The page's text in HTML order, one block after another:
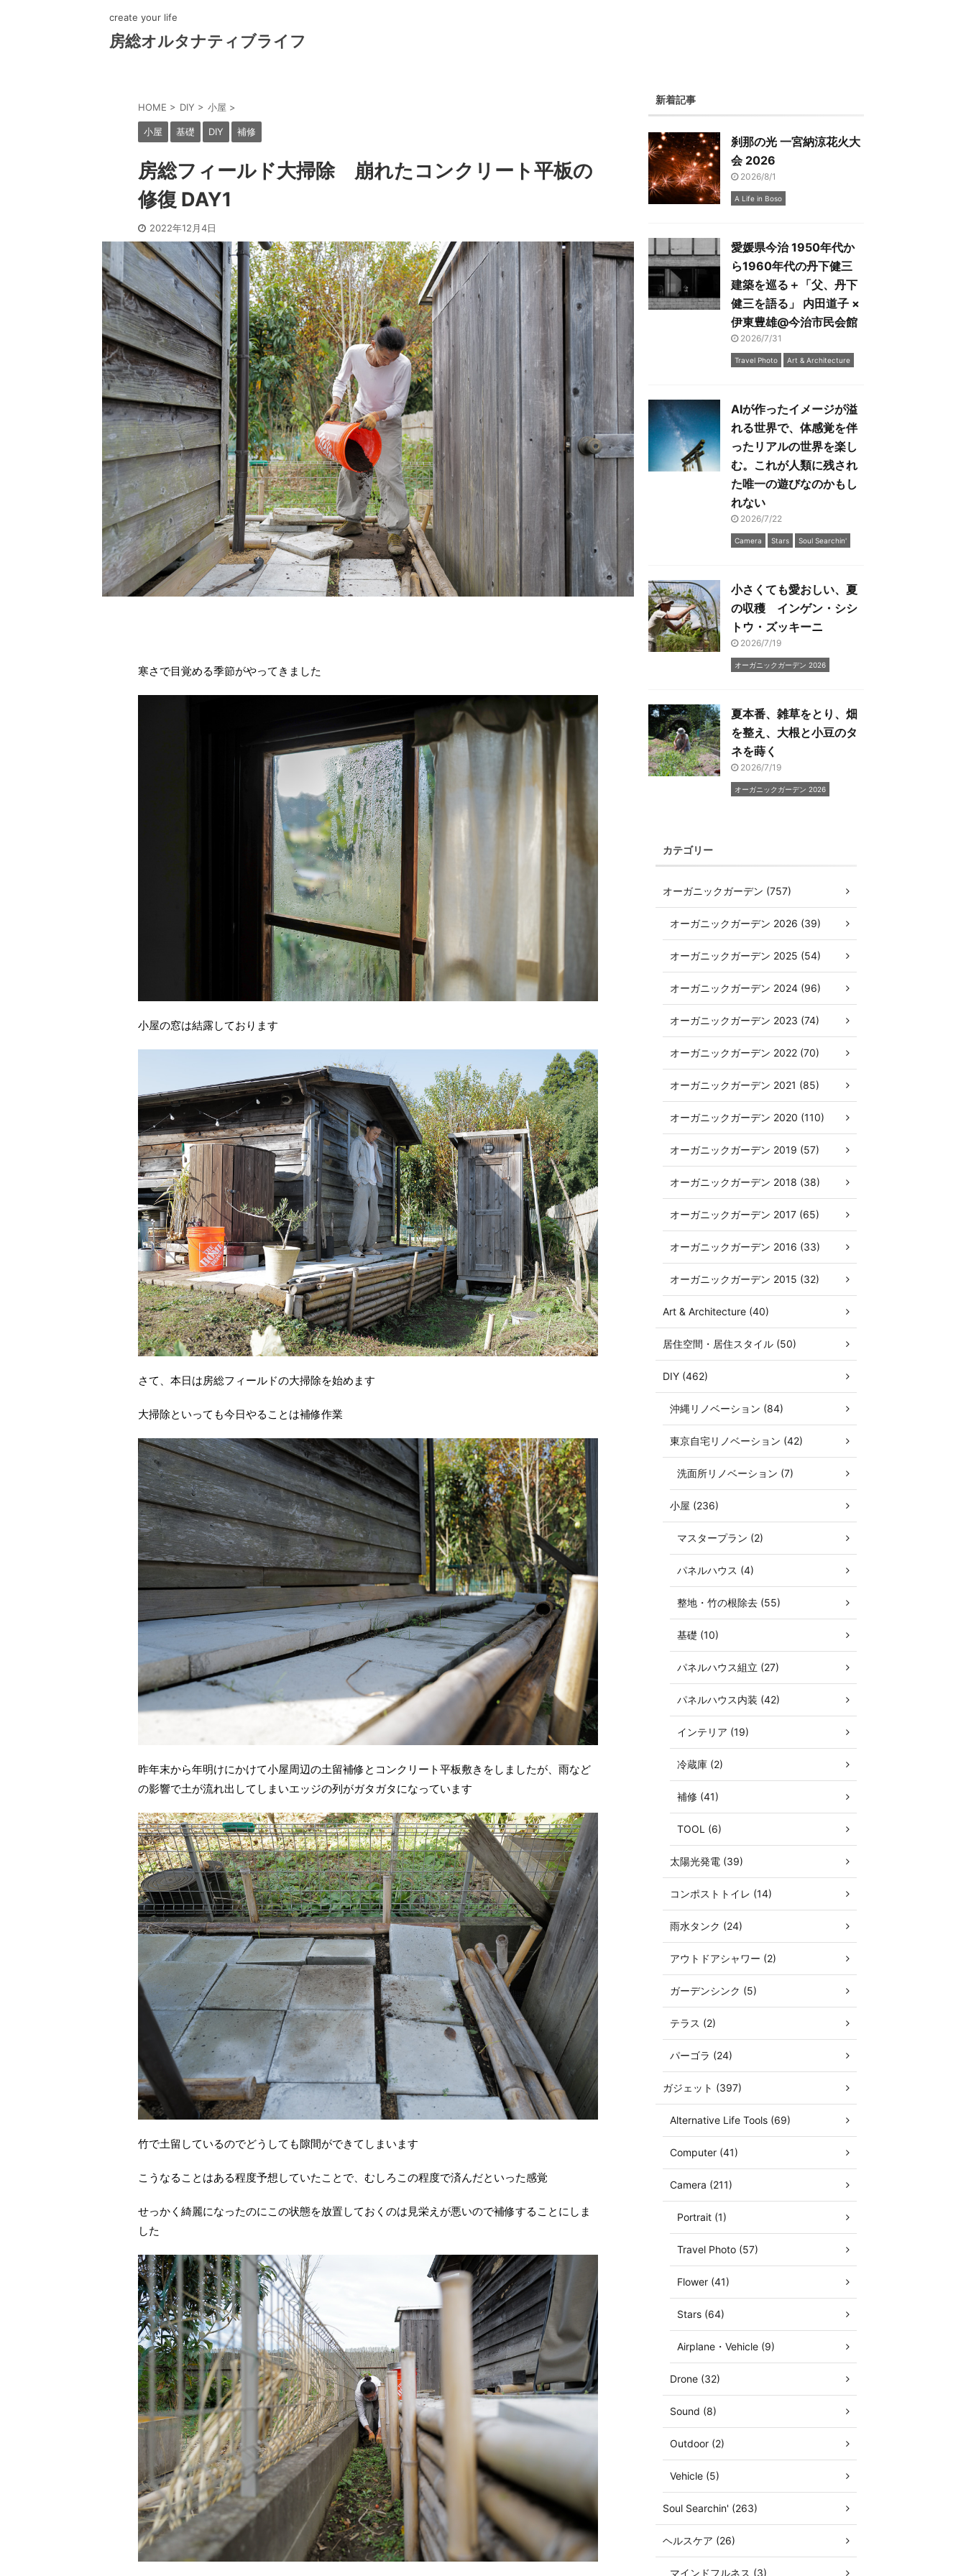
create your life
房総オルタナティブライフ
HOME > DIY > 小屋 >
小屋 基礎 DIY 補修
房総フィールド大掃除 崩れたコンクリート平板の
修復 DAY1
2022年12月4日
寒さで目覚める季節がやってきました
小屋の窓は結露しております
さて、本日は房総フィールドの大掃除を始めます
大掃除といっても今日やることは補修作業
昨年末から年明けにかけて小屋周辺の土留補修とコンクリート平板敷きをしましたが、雨など
の影響で土が流れ出してしまいエッジの列がガタガタになっています
竹で土留しているのでどうしても隙間ができてしまいます
こうなることはある程度予想していたことで、むしろこの程度で済んだといった感覚
せっかく綺麗になったのにこの状態を放置しておくのは見栄えが悪いので補修することにしま
した
新着記事
刹那の光 一宮納涼花火大
会 2026
2026/8/1
A Life in Boso
愛媛県今治 1950年代か
ら1960年代の丹下健三
建築を巡る＋「父、丹下
健三を語る」 内田道子 ×
伊東豊雄@今治市民会館
2026/7/31
Travel Photo Art & Architecture
AIが作ったイメージが溢
れる世界で、体感覚を伴
ったリアルの世界を楽し
む。これが人類に残され
た唯一の遊びなのかもし
れない
2026/7/22
Camera Stars Soul Searchin'
小さくても愛おしい、夏
の収穫 インゲン・シシ
トウ・ズッキーニ
2026/7/19
オーガニックガーデン 2026
夏本番、雑草をとり、畑
を整え、大根と小豆のタ
ネを蒔く
2026/7/19
オーガニックガーデン 2026
カテゴリー
オーガニックガーデン (757)
オーガニックガーデン 2026 (39)
オーガニックガーデン 2025 (54)
オーガニックガーデン 2024 (96)
オーガニックガーデン 2023 (74)
オーガニックガーデン 2022 (70)
オーガニックガーデン 2021 (85)
オーガニックガーデン 2020 (110)
オーガニックガーデン 2019 (57)
オーガニックガーデン 2018 (38)
オーガニックガーデン 2017 (65)
オーガニックガーデン 2016 (33)
オーガニックガーデン 2015 (32)
Art & Architecture (40)
居住空間・居住スタイル (50)
DIY (462)
沖縄リノベーション (84)
東京自宅リノベーション (42)
洗面所リノベーション (7)
小屋 (236)
マスタープラン (2)
パネルハウス (4)
整地・竹の根除去 (55)
基礎 (10)
パネルハウス組立 (27)
パネルハウス内装 (42)
インテリア (19)
冷蔵庫 (2)
補修 (41)
TOOL (6)
太陽光発電 (39)
コンポストトイレ (14)
雨水タンク (24)
アウトドアシャワー (2)
ガーデンシンク (5)
テラス (2)
パーゴラ (24)
ガジェット (397)
Alternative Life Tools (69)
Computer (41)
Camera (211)
Portrait (1)
Travel Photo (57)
Flower (41)
Stars (64)
Airplane・Vehicle (9)
Drone (32)
Sound (8)
Outdoor (2)
Vehicle (5)
Soul Searchin' (263)
ヘルスケア (26)
マインドフルネス (3)